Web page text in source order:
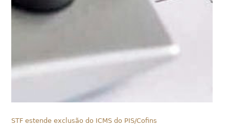
STF estende exclusão do ICMS do PIS/Cofins